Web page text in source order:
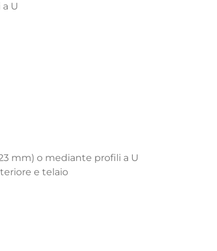
U
mm) o mediante profili a U
e telaio